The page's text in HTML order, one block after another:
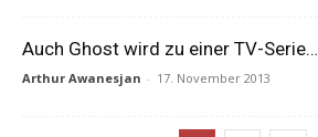
Auch Ghost wird zu einer TV-Serie…
Arthur Awanesjan - 17. November 2013